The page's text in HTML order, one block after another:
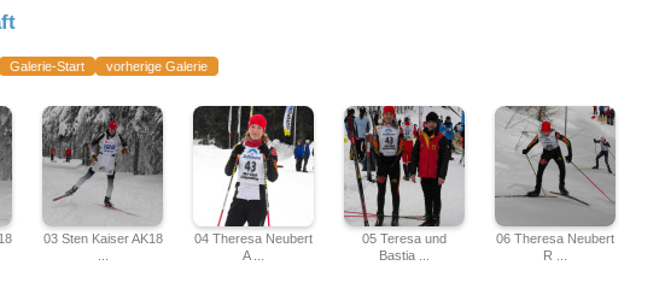
Galerie-Start vorherige Galerie
03 Sten Kaiser AK18
04 Theresa Neubert
A ...
05 Teresa und
Bastia ...
06 Theresa Neubert
R ...